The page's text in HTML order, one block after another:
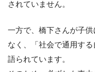
されていません。
一方で、橋下さんが子
なく、「社会で通用す
語られています。